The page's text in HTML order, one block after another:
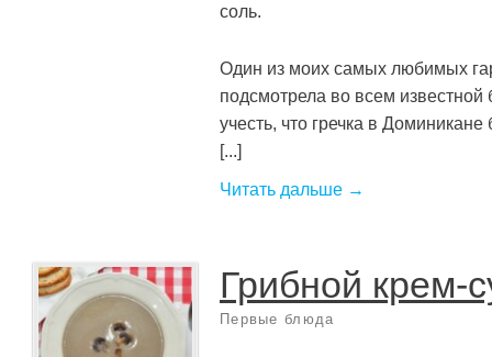
соль.
Один из моих самых любимых
подсмотрела во всем
учесть, что гречка в
[...]
Читать дальше →
Грибной крем-
Первые блюда